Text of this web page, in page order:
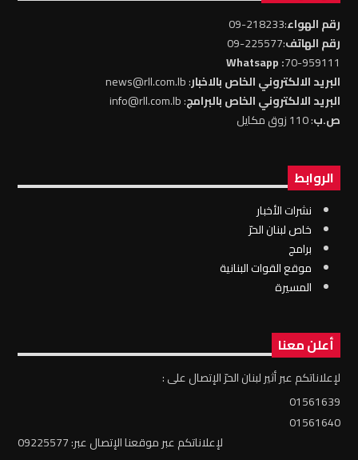
رقم الهواء:218233-09
رقم الهاتف:225577-09
70-959111
: Whatsapp
البريد الالكتروني الخاص بالاخبار: news@rll.com.lb
البريد الالكتروني الخاص بالبرامج: info@rll.com.lb
ص.ب: 110 زوق مكايل
الروابط
نشرات الأخبار
خاص لبنان الحرّ
برامج
موقع القوات البنانية
المسيرة
أعلن معنا
لإعلاناتكم عبر أثير لبنان الحرّ الإتصال على :
01561639
01561640
لإعلاناتكم عبر موقعنا الإتصال عبر: 09225577